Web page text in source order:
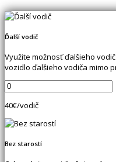
Ďalší vodič
Využite možnosť ďalšieho
vozidlo ďalšieho vodiča mimo
40€/vodič
Bez starostí